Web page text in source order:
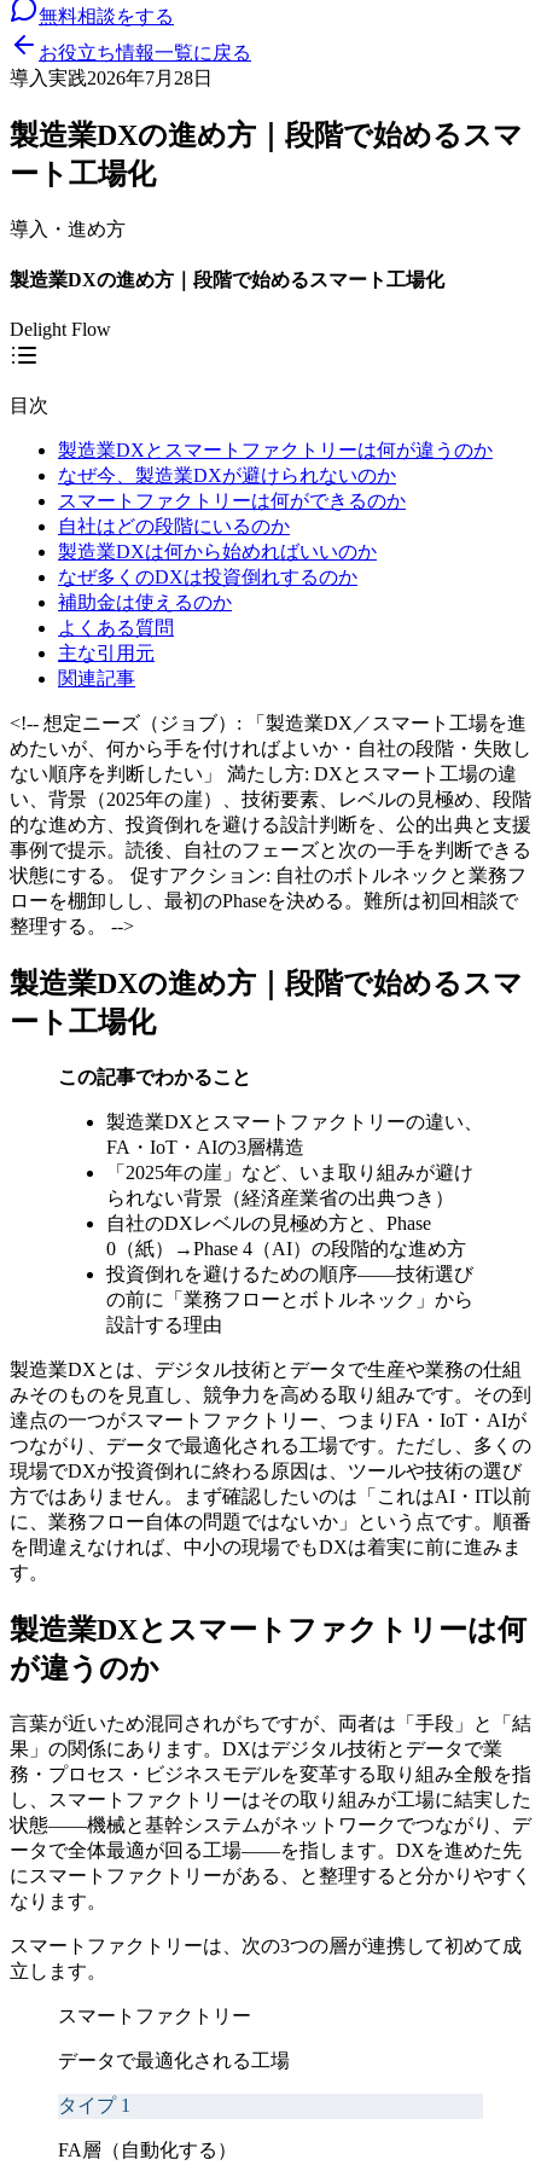
無料相談をする
お役立ち情報一覧に戻る
導入実践2026年7月28日
製造業DXの進め方｜段階で始めるスマ
ート工場化
導入・進め方
製造業DXの進め方｜段階で始めるスマート工場化
Delight Flow
目次
製造業DXとスマートファクトリーは何が違うのか
なぜ今、製造業DXが避けられないのか
スマートファクトリーは何ができるのか
自社はどの段階にいるのか
製造業DXは何から始めればいいのか
なぜ多くのDXは投資倒れするのか
補助金は使えるのか
よくある質問
主な引用元
関連記事
<!-- 想定ニーズ（ジョブ）: 「製造業DX／スマート工場を進
めたいが、何から手を付ければよいか・自社の段階・失敗し
ない順序を判断したい」 満たし方: DXとスマート工場の違
い、背景（2025年の崖）、技術要素、レベルの見極め、段階
的な進め方、投資倒れを避ける設計判断を、公的出典と支援
事例で提示。読後、自社のフェーズと次の一手を判断できる
状態にする。 促すアクション: 自社のボトルネックと業務フ
ローを棚卸しし、最初のPhaseを決める。難所は初回相談で
整理する。 -->
製造業DXの進め方｜段階で始めるスマ
ート工場化
この記事でわかること
製造業DXとスマートファクトリーの違い、
FA・IoT・AIの3層構造
「2025年の崖」など、いま取り組みが避け
られない背景（経済産業省の出典つき）
自社のDXレベルの見極め方と、Phase
0（紙）→Phase 4（AI）の段階的な進め方
投資倒れを避けるための順序——技術選び
の前に「業務フローとボトルネック」から
設計する理由
製造業DXとは、デジタル技術とデータで生産や業務の仕組
みそのものを見直し、競争力を高める取り組みです。その到
達点の一つがスマートファクトリー、つまりFA・IoT・AIが
つながり、データで最適化される工場です。ただし、多くの
現場でDXが投資倒れに終わる原因は、ツールや技術の選び
方ではありません。まず確認したいのは「これはAI・IT以前
に、業務フロー自体の問題ではないか」という点です。順番
を間違えなければ、中小の現場でもDXは着実に前に進みま
す。
製造業DXとスマートファクトリーは何
が違うのか
言葉が近いため混同されがちですが、両者は「手段」と「結
果」の関係にあります。DXはデジタル技術とデータで業
務・プロセス・ビジネスモデルを変革する取り組み全般を指
し、スマートファクトリーはその取り組みが工場に結実した
状態——機械と基幹システムがネットワークでつながり、デ
ータで全体最適が回る工場——を指します。DXを進めた先
にスマートファクトリーがある、と整理すると分かりやすく
なります。
スマートファクトリーは、次の3つの層が連携して初めて成
立します。
スマートファクトリー
データで最適化される工場
タイプ 1
FA層（自動化する）